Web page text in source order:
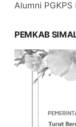
Alumni PGKPS
PEMKAB